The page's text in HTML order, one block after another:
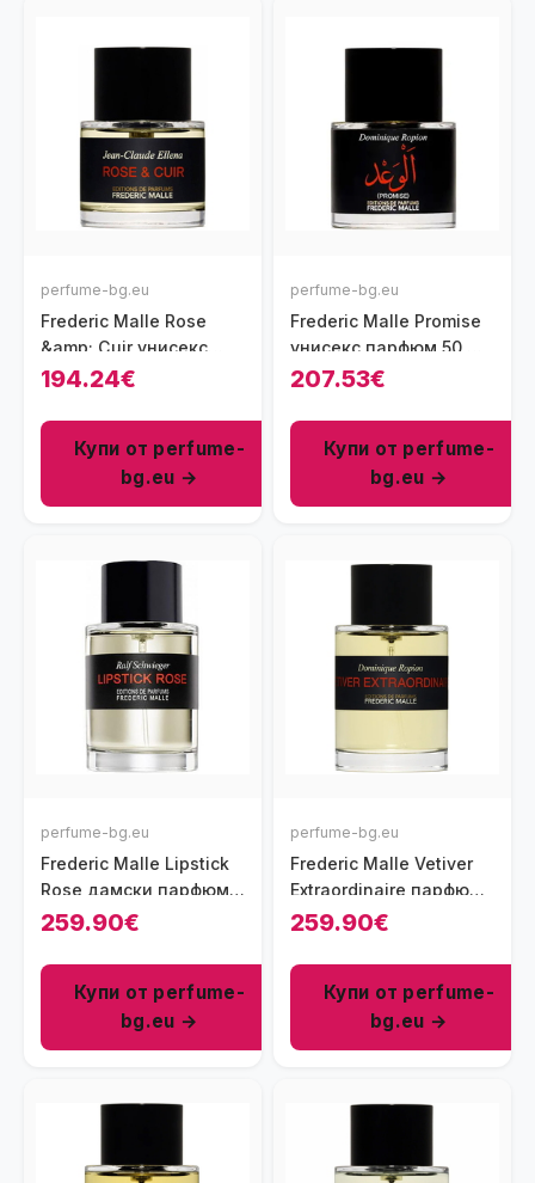
perfume-bg.eu
Frederic Malle Rose
&amp; Cuir унисекс
парфюм 50 мл - EDP
194.24€
Купи от perfume-
bg.eu →
perfume-bg.eu
Frederic Malle Promise
унисекс парфюм 50 мл
- EDP
207.53€
Купи от perfume-
bg.eu →
perfume-bg.eu
Frederic Malle Lipstick
Rose дамски парфюм
100 мл - EDP
259.90€
Купи от perfume-
bg.eu →
perfume-bg.eu
Frederic Malle Vetiver
Extraordinaire парфюм
за мъже 100 мл - EDP
259.90€
Купи от perfume-
bg.eu →